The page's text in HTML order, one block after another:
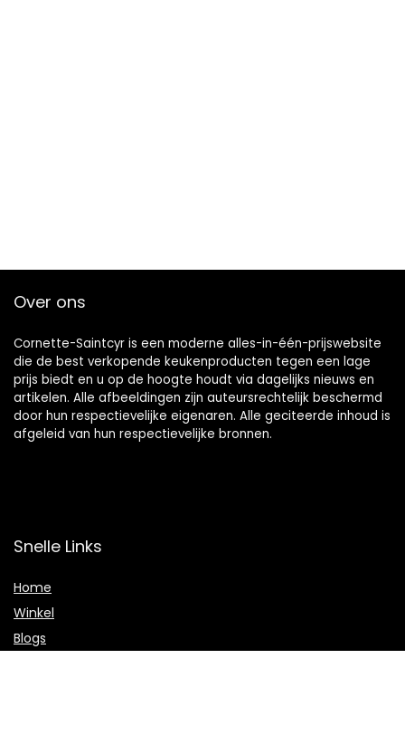
Over ons
Cornette-Saintcyr is een moderne alles-in-één-prijswebsite
die de best verkopende keukenproducten tegen een lage
prijs biedt en u op de hoogte houdt via dagelijks nieuws en
artikelen. Alle afbeeldingen zijn auteursrechtelijk beschermd
door hun respectievelijke eigenaren. Alle geciteerde inhoud is
afgeleid van hun respectievelijke bronnen.
Snelle Links
Home
Winkel
Blogs